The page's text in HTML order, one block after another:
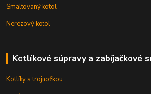
Smaltovaný kotol
Nerezový kotol
Kotlíkové súpravy a zabíjačkové
Kotlíky s trojnožkou